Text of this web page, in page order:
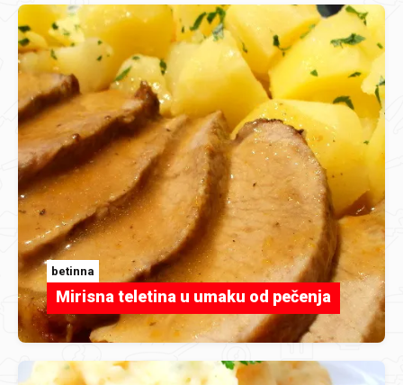
betinna
Mirisna teletina u umaku od pečenja